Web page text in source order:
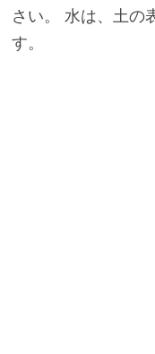
さい。 水は、土の
す。